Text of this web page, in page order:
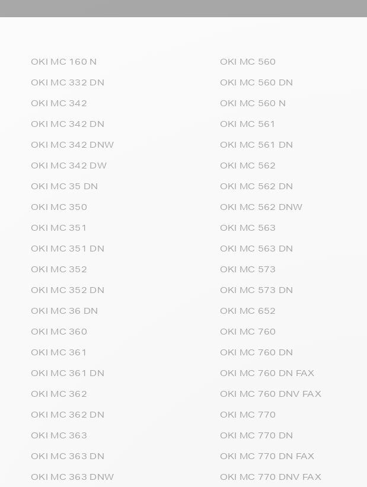
OKI MC 160 N
OKI MC 332 DN
OKI MC 342
OKI MC 342 DN
OKI MC 342 DNW
OKI MC 342 DW
OKI MC 35 DN
OKI MC 350
OKI MC 351
OKI MC 351 DN
OKI MC 352
OKI MC 352 DN
OKI MC 36 DN
OKI MC 360
OKI MC 361
OKI MC 361 DN
OKI MC 362
OKI MC 362 DN
OKI MC 363
OKI MC 363 DN
OKI MC 363 DNW
OKI MC 560
OKI MC 560 DN
OKI MC 560 N
OKI MC 561
OKI MC 561 DN
OKI MC 562
OKI MC 562 DN
OKI MC 562 DNW
OKI MC 563
OKI MC 563 DN
OKI MC 573
OKI MC 573 DN
OKI MC 652
OKI MC 760
OKI MC 760 DN
OKI MC 760 DN FAX
OKI MC 760 DNV FAX
OKI MC 770
OKI MC 770 DN
OKI MC 770 DN FAX
OKI MC 770 DNV FAX